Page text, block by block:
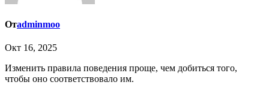
Отadminmoo
Окт 16, 2025
Изменить правила поведения проще, чем добиться того,
чтобы оно соответствовало им.